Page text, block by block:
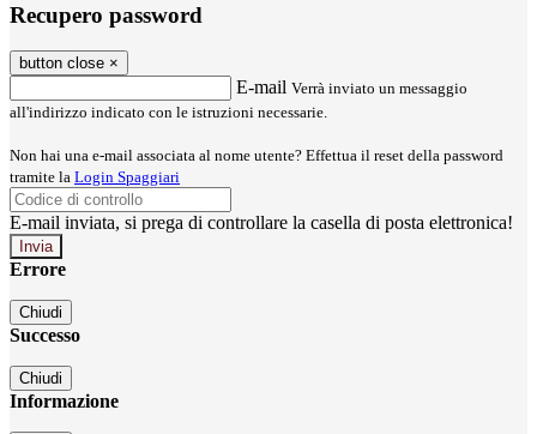
Recupero password
button close ×
E-mail Verrà inviato un messaggio
all'indirizzo indicato con le istruzioni necessarie.
Non hai una e-mail associata al nome utente? Effettua il reset della password
tramite la Login Spaggiari
E-mail inviata, si prega di controllare la casella di posta elettronica!
Errore
Chiudi
Successo
Chiudi
Informazione